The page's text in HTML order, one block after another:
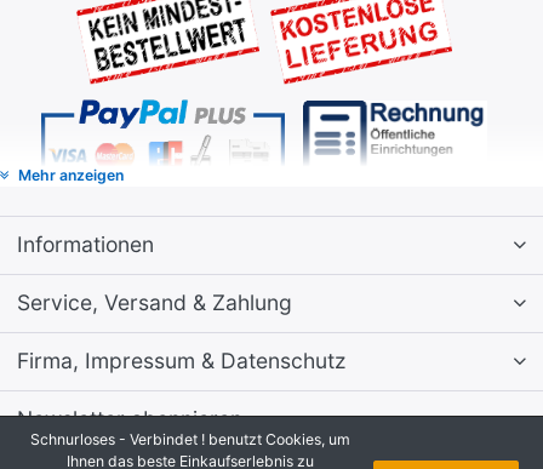
Mehr anzeigen
Informationen
Service, Versand & Zahlung
Firma, Impressum & Datenschutz
Newsletter abonnieren
Schnurloses - Verbindet ! benutzt Cookies, um
Ihnen das beste Einkaufserlebnis zu